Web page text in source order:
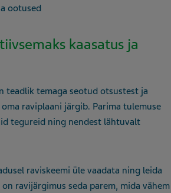
ootused
kaasatus ja
teadlik temaga seotud otsustest ja
raviplaani järgib. Parima tulemuse
tegureid ning nendest lähtuvalt
raviskeemi üle vaadata ning leida
ravijärgimus seda parem, mida vähem